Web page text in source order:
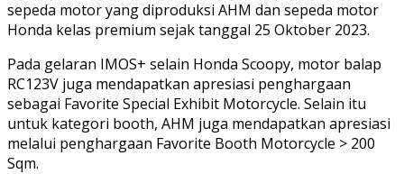
sepeda motor yang diproduksi AHM dan sepeda motor
Honda kelas premium sejak tanggal 25 Oktober 2023.
Pada gelaran IMOS+ selain Honda Scoopy, motor balap
RC123V juga mendapatkan apresiasi penghargaan
sebagai Favorite Special Exhibit Motorcycle. Selain itu
untuk kategori booth, AHM juga mendapatkan apresiasi
melalui penghargaan Favorite Booth Motorcycle > 200
Sqm.